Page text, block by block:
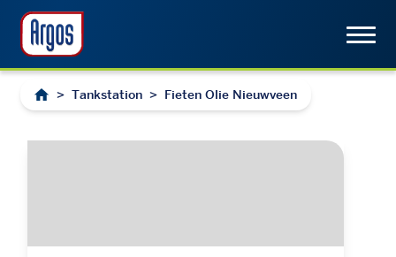
> Tankstation > Fieten Olie Nieuwveen